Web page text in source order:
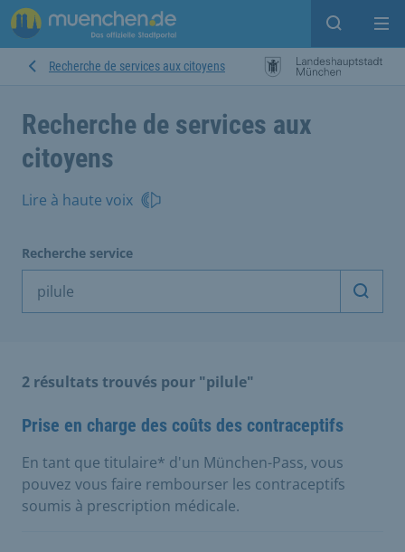
Open
Recherche de services aux citoyens
Recherche de services aux
citoyens
Lire à haute voix
Recherche service
2 résultats trouvés pour "pilule"
Prise en charge des coûts des contraceptifs
En tant que titulaire* d'un München-Pass, vous
pouvez vous faire rembourser les contraceptifs
soumis à prescription médicale.